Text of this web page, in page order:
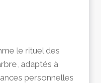
le rituel des
adaptés à
personnelles